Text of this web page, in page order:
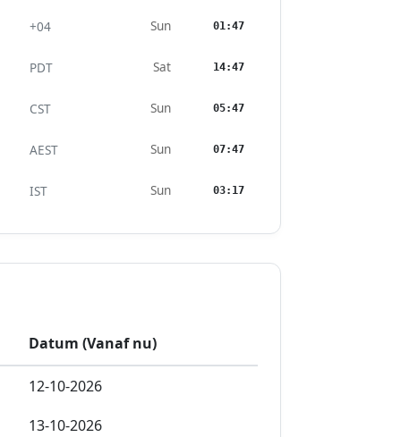
+04 Sun 01:47
PDT Sat 14:47
CST Sun 05:47
AEST Sun 07:47
IST Sun 03:17
Datum (Vanaf nu)
12-10-2026
13-10-2026